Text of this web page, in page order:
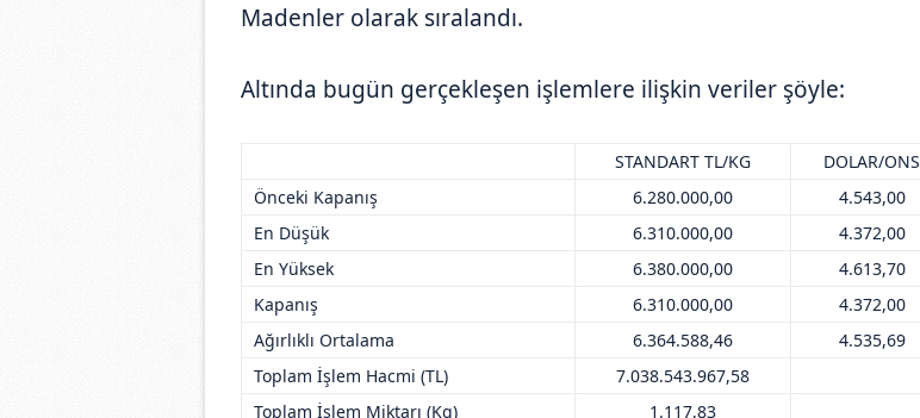
Madenler olarak sıralandı.
Altında bugün gerçekleşen işlemlere ilişkin veriler şöyle:
STANDART TL/KG
DOLAR/ONS
Önceki Kapanış
6.280.000,00
4.543,00
En Düşük
6.310.000,00
4.372,00
En Yüksek
6.380.000,00
4.613,70
Kapanış
6.310.000,00
4.372,00
Ağırlıklı Ortalama
6.364.588,46
4.535,69
Toplam İşlem Hacmi (TL)
7.038.543.967,58
Toplam İşlem Miktarı (Kg)
1.117,83